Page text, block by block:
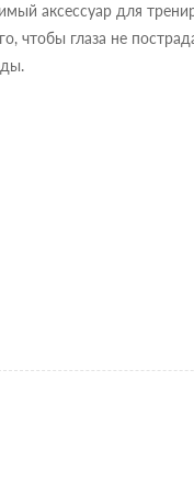
аксессуар для
чтобы глаза не